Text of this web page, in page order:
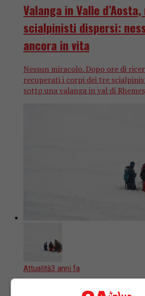
Valanga in Valle
scialpinisti dispersi:
ancora in vita
Nessun miracolo. Dopo ore di
recuperati i corpi dei tre
sotto una valanga in val di
Attualità3 anni fa
Valanga a Courmayeur,